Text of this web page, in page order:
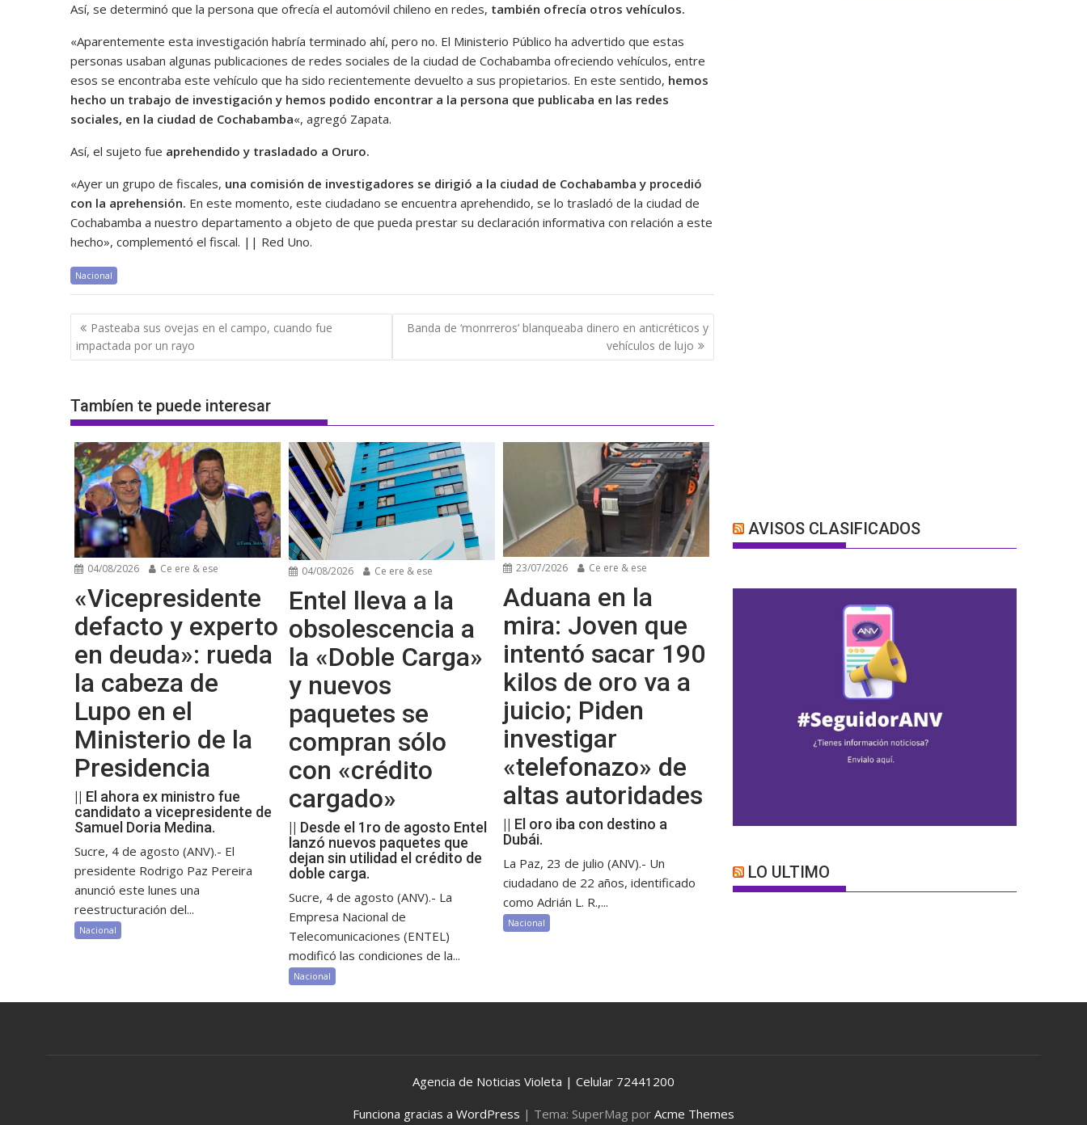
Así, se determinó que la persona que ofrecía el automóvil chileno en redes, también ofrecía otros vehículos.
«Aparentemente esta investigación habría terminado ahí, pero no. El Ministerio Público ha advertido que estas
personas usaban algunas publicaciones de redes sociales de la ciudad de Cochabamba ofreciendo vehículos, entre
esos se encontraba este vehículo que ha sido recientemente devuelto a sus propietarios. En este sentido, hemos
hecho un trabajo de investigación y hemos podido encontrar a la persona que publicaba en las redes
sociales, en la ciudad de Cochabamba«, agregó Zapata.
Así, el sujeto fue aprehendido y trasladado a Oruro.
«Ayer un grupo de fiscales, una comisión de investigadores se dirigió a la ciudad de Cochabamba y procedió
con la aprehensión. En este momento, este ciudadano se encuentra aprehendido, se lo trasladó de la ciudad de
Cochabamba a nuestro departamento a objeto de que pueda prestar su declaración informativa con relación a este
hecho», complementó el fiscal. || Red Uno.
Nacional
Navegación
de
entradas
Pasteaba sus ovejas en el campo, cuando fue
impactada por un rayo
Banda de ‘monrreros’ blanqueaba dinero en anticréticos y
vehículos de lujo
Tambíen te puede interesar
04/08/2026 Ce ere & ese
«Vicepresidente
defacto y experto
en deuda»: rueda
la cabeza de
Lupo en el
Ministerio de la
Presidencia
|| El ahora ex ministro fue
candidato a vicepresidente de
Samuel Doria Medina.
Sucre, 4 de agosto (ANV).- El
presidente Rodrigo Paz Pereira
anunció este lunes una
reestructuración del...
Nacional
04/08/2026 Ce ere & ese
Entel lleva a la
obsolescencia a
la «Doble Carga»
y nuevos
paquetes se
compran sólo
con «crédito
cargado»
|| Desde el 1ro de agosto Entel
lanzó nuevos paquetes que
dejan sin utilidad el crédito de
doble carga.
Sucre, 4 de agosto (ANV).- La
Empresa Nacional de
Telecomunicaciones (ENTEL)
modificó las condiciones de la...
Nacional
23/07/2026 Ce ere & ese
Aduana en la
mira: Joven que
intentó sacar 190
kilos de oro va a
juicio; Piden
investigar
«telefonazo» de
altas autoridades
|| El oro iba con destino a
Dubái.
La Paz, 23 de julio (ANV).- Un
ciudadano de 22 años, identificado
como Adrián L. R.,...
Nacional
AVISOS CLASIFICADOS
LO ULTIMO
Agencia de Noticias Violeta | Celular 72441200
Funciona gracias a WordPress | Tema: SuperMag por Acme Themes